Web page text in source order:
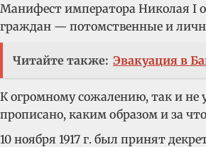
Манифест императора Николая I
граждан — потомственные и
Читайте также: Эвакуация в
К огромному сожалению, так и
прописано, каким образом и за
10 ноября 1917 г. был принят